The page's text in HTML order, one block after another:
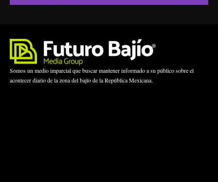
Somos un medio imparcial que buscar mantener informado a su público sobre el
acontecer diario de la zona del bajío de la República Mexicana.